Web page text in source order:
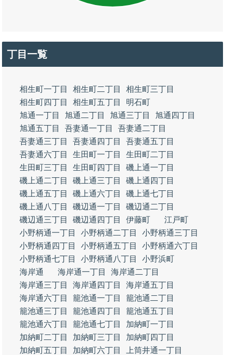
丁目一覧
相生町一丁目 相生町二丁目
相生町三丁目
相生町四丁目
相生町五丁目
明石町
旭通一丁目
旭通二丁目 旭通三丁目
旭通四丁目
旭通五丁目
吾妻通一丁目
吾妻通二丁目
吾妻通三丁目
吾妻通四丁目
吾妻通五丁目
吾妻通六丁目
生田町一丁目
生田町二丁目
生田町三丁目
生田町四丁目
磯上通一丁目
磯上通二丁目
磯上通三丁目
磯上通四丁目
磯上通五丁目
磯上通六丁目
磯上通七丁目
磯上通八丁目
磯辺通一丁目
磯辺通二丁目
磯辺通三丁目
磯辺通四丁目 伊藤町
江戸町
小野柄通一丁目
小野柄通二丁目
小野柄通三丁目
小野柄通四丁目
小野柄通五丁目
小野柄通六丁目
小野柄通七丁目
小野柄通八丁目
小野浜町
海岸通
海岸通一丁目
海岸通二丁目
海岸通三丁目
海岸通四丁目
海岸通五丁目
海岸通六丁目
籠池通一丁目
籠池通二丁目
籠池通三丁目
籠池通四丁目
籠池通五丁目
籠池通六丁目
籠池通七丁目
加納町一丁目
加納町二丁目
加納町三丁目
加納町四丁目
加納町五丁目
加納町六丁目
上筒井通一丁目